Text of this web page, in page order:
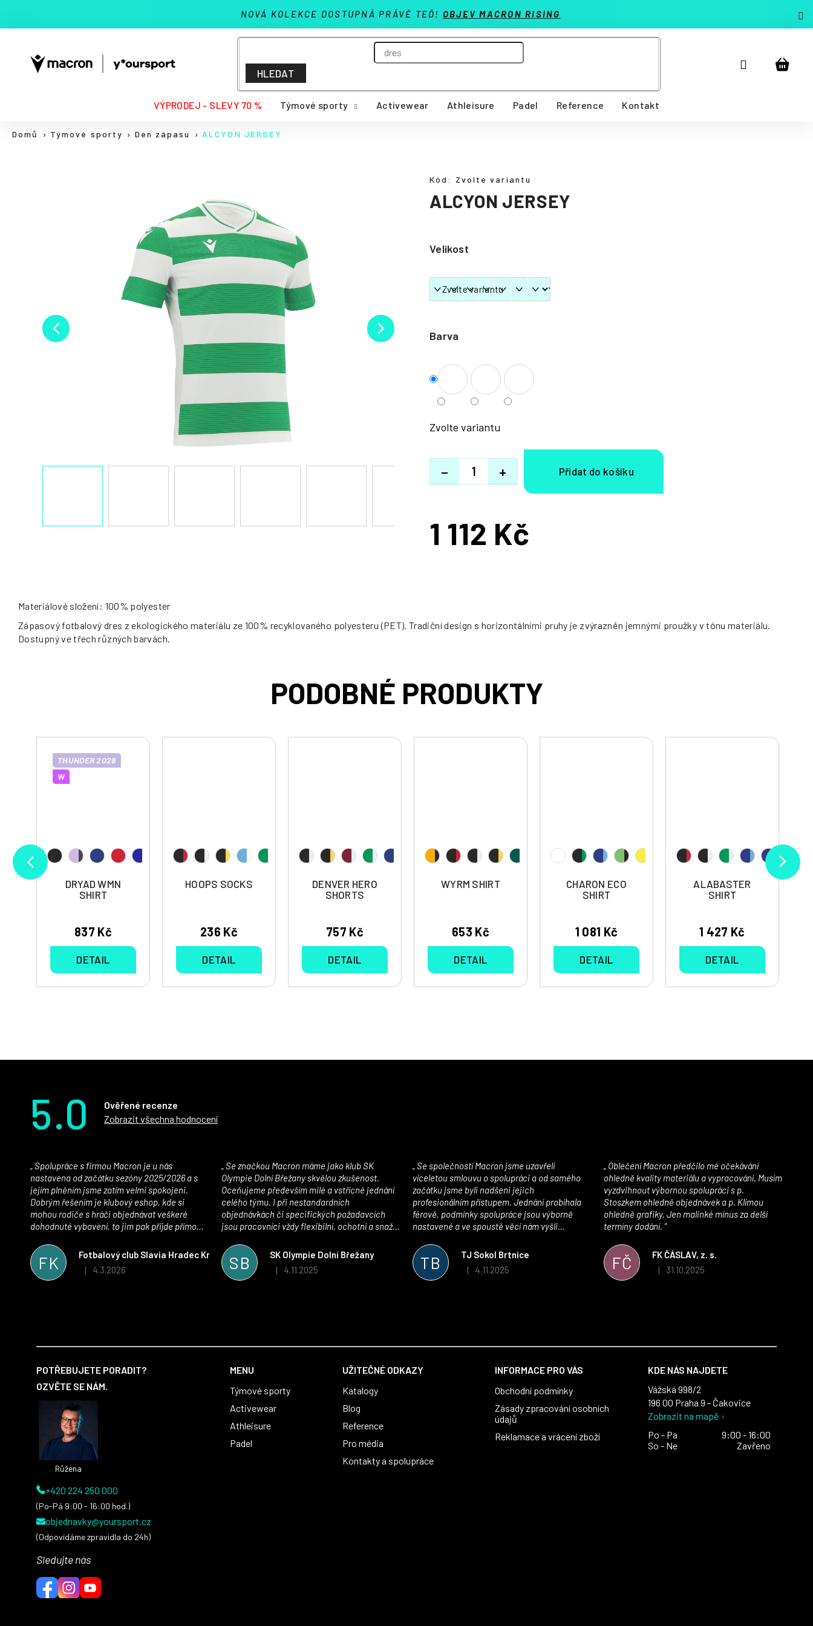
obsah
NOVÁ KOLEKCE DOSTUPNÁ PRÁVĚ TEĎ! OBJEV MACRON RISING
HLEDAT
Přihlášení
VÝPRODEJ - SLEVY 70 % Týmové sporty Activewear Athleisure Padel Reference Kontakt
Domů Týmové sporty Den zápasu ALCYON JERSEY
ALCYON JERSEY
Barva
Velikost
Zvolte variantu
+
−
Kód: Zvolte variantu
1 112 Kč
Materiálové složení: 100% polyester
Zápasový fotbalový dres z ekologického materiálu ze 100% recyklovaného polyesteru (PET). Tradiční design s horizontálními pruhy je zvýrazněn jemnými proužky v tónu materiálu.
Dostupný ve třech různých barvách.
THUNDER 2028
W
DRYAD WMN
SHIRT
837 Kč
DETAIL
HOOPS SOCKS
236 Kč
DETAIL
DENVER HERO
SHORTS
757 Kč
DETAIL
WYRM SHIRT
653 Kč
DETAIL
CHARON ECO
SHIRT
1 081 Kč
DETAIL
ALABASTER
SHIRT
1 427 Kč
DETAIL
Zpět
obchodu
Zpět
obchodu
5.0
Ověřené recenze
Zobrazit všechna hodnocení
FK
Fotbalový club Slavia Hradec Králové z.s.
Hodnocení obchodu je 5 z 5 hvězdiček.
| 4.3.2026
nastavena od začátku sezóny 2025/2026 a s
jejím plněním jsme zatím velmi spokojeni.
Dobrým řešením je klubový eshop, kde si
mohou rodiče s hráči objednávat veškeré
dohodnuté vybavení, to jim pak přijde přímo
oblečením jsme spokojeni, stejně tak s
komunikací a snahou řešit všechny záležitosti
velmi rychle a ke spokojenosti obou stran.
SB
SK Olympie Dolní Břežany
Hodnocení obchodu je 5 z 5 hvězdiček.
| 4.11.2025
Olympie Dolní Břežany skvělou zkušenost.
Oceňujeme především milé a vstřícné jednání
celého týmu. I při nestandardních
objednávkách či specifických požadavcích
jsou pracovníci vždy flexibilní, ochotní a snaží
vynikající a plně odpovídá potřebám
sportovního klubu!
TB
TJ Sokol Brtnice
Hodnocení obchodu je 5 z 5 hvězdiček.
| 4.11.2025
víceletou smlouvu o spolupráci a od samého
začátku jsme byli nadšeni jejich
profesionálním přístupem. Jednání probíhala
férově, podmínky spolupráce jsou výborně
nastavené a ve spoustě věcí nám vyšli
velmi kvalitní a příjemné na nošení. Velmi
oceňujeme také vytvoření klubového e-shopu,
který je perfektně zpracovaný a výrazně nám
FČ
FK ČÁSLAV, z. s.
Hodnocení obchodu je 5 z 5 hvězdiček.
| 31.10.2025
ohledně kvality materiálu a vypracování. Musím
vyzdvihnout výbornou spolupráci s p.
Stoszkem ohledně objednávek a p. Klímou
ohledně grafiky. Jen malinké mínus za delší
termíny dodání.
POTŘEBUJETE PORADIT?
OZVĚTE SE NÁM.
Růžena
+420 224 250 000
(Po-Pá 9:00 - 16:00 hod.)
objednavky@yoursport.cz
(Odpovídáme zpravidla do 24h)
Sledujte nás
MENU
Týmové sporty
Activewear
Athleisure
Padel
UŽITEČNÉ ODKAZY
Katalogy
Blog
Reference
Pro média
Kontakty a spolupráce
INFORMACE PRO VÁS
Obchodní podmínky
Zásady zpracování osobních
údajů
Reklamace a vrácení zboží
KDE NÁS NAJDETE
Vážská 998/2
196 00 Praha 9 - Čakovice
Zobrazit na mapě ›
Po - Pa
9:00 - 16:00
So - Ne
Zavřeno